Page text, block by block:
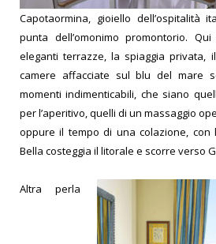
Capotaormina, gioiello dell’ospitalità
punta dell’omonimo promontorio.
eleganti terrazze, la spiaggia privata,
camere affacciate sul blu del mare
momenti indimenticabili, che siano
per l’aperitivo, quelli di un massaggio
oppure il tempodi una colazione, con
Bella costeggia il litorale e scorre verso
Altra perla